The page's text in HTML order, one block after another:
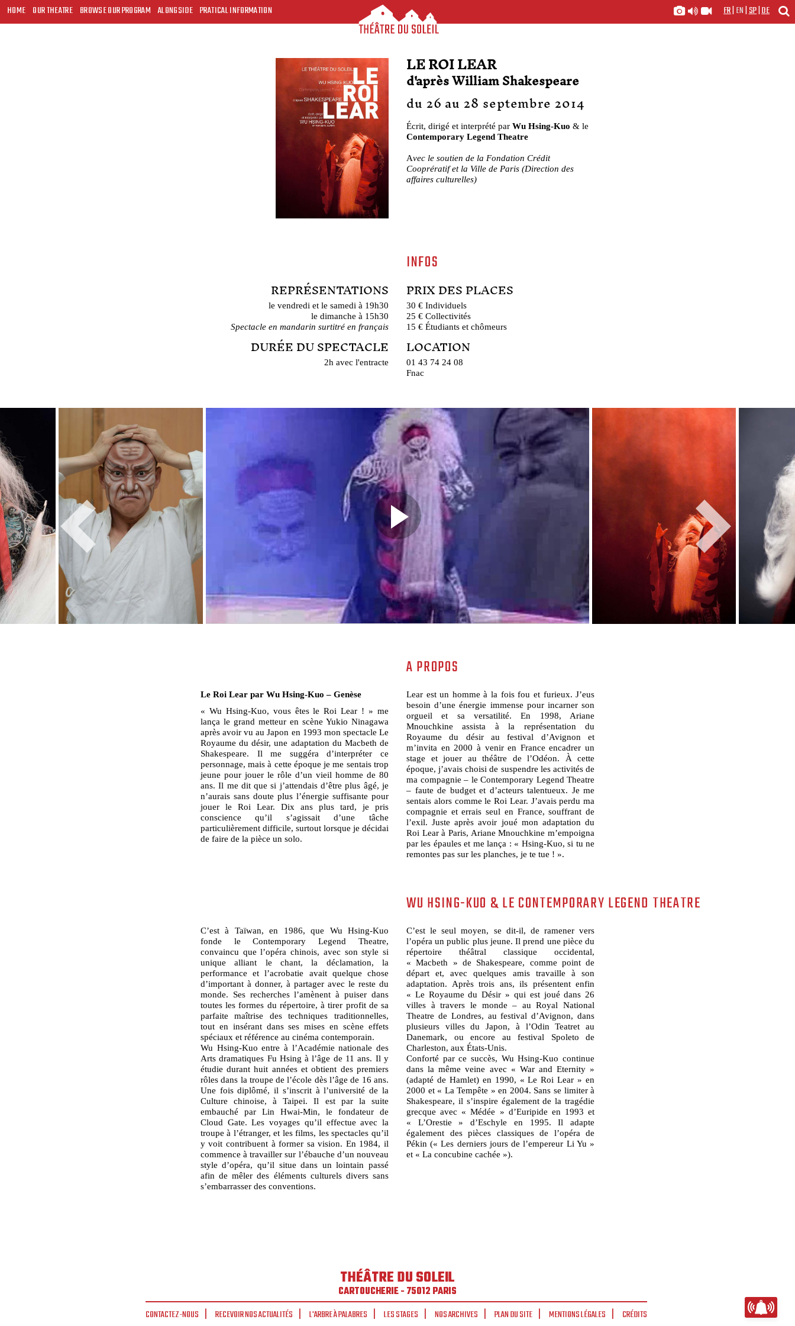
HOME OUR THEATRE BROWSE OUR PROGRAM ALONGSIDE PRATICAL INFORMATION FR|EN|SP|DE
LE ROI LEAR
d'après William Shakespeare
du 26 au 28 septembre 2014
Écrit, dirigé et interprété par Wu Hsing-Kuo & le
Contemporary Legend Theatre
Avec le soutien de la Fondation Crédit
Cooprératif et la Ville de Paris (Direction des
affaires culturelles)
INFOS
REPRÉSENTATIONS
le vendredi et le samedi à 19h30
le dimanche à 15h30
Spectacle en mandarin surtitré en français
DURÉE DU SPECTACLE
2h avec l'entracte
PRIX DES PLACES
30 € Individuels
25 € Collectivités
15 € Étudiants et chômeurs
LOCATION
01 43 74 24 08
Fnac
A PROPOS
Le Roi Lear par Wu Hsing-Kuo – Genèse
« Wu Hsing-Kuo, vous êtes le Roi Lear ! » me
lança le grand metteur en scène Yukio Ninagawa
après avoir vu au Japon en 1993 mon spectacle Le
Royaume du désir, une adaptation du Macbeth de
Shakespeare. Il me suggéra d’interpréter ce
personnage, mais à cette époque je me sentais trop
jeune pour jouer le rôle d’un vieil homme de 80
ans. Il me dit que si j’attendais d’être plus âgé, je
n’aurais sans doute plus l’énergie suffisante pour
jouer le Roi Lear. Dix ans plus tard, je pris
conscience qu’il s’agissait d’une tâche
particulièrement difficile, surtout lorsque je décidai
de faire de la pièce un solo.
Lear est un homme à la fois fou et furieux. J’eus
besoin d’une énergie immense pour incarner son
orgueil et sa versatilité. En 1998, Ariane
Mnouchkine assista à la représentation du
Royaume du désir au festival d’Avignon et
m’invita en 2000 à venir en France encadrer un
stage et jouer au théâtre de l’Odéon. À cette
époque, j’avais choisi de suspendre les activités de
ma compagnie – le Contemporary Legend Theatre
– faute de budget et d’acteurs talentueux. Je me
sentais alors comme le Roi Lear. J’avais perdu ma
compagnie et errais seul en France, souffrant de
l’exil. Juste après avoir joué mon adaptation du
Roi Lear à Paris, Ariane Mnouchkine m’empoigna
par les épaules et me lança : « Hsing-Kuo, si tu ne
remontes pas sur les planches, je te tue ! ».
WU HSING-KUO & LE CONTEMPORARY LEGEND THEATRE
C’est à Taïwan, en 1986, que Wu Hsing-Kuo
fonde le Contemporary Legend Theatre,
convaincu que l’opéra chinois, avec son style si
unique alliant le chant, la déclamation, la
performance et l’acrobatie avait quelque chose
d’important à donner, à partager avec le reste du
monde. Ses recherches l’amènent à puiser dans
toutes les formes du répertoire, à tirer profit de sa
parfaite maîtrise des techniques traditionnelles,
tout en insérant dans ses mises en scène effets
spéciaux et référence au cinéma contemporain.
Wu Hsing-Kuo entre à l’Académie nationale des
Arts dramatiques Fu Hsing à l’âge de 11 ans. Il y
étudie durant huit années et obtient des premiers
rôles dans la troupe de l’école dès l’âge de 16 ans.
Une fois diplômé, il s’inscrit à l’université de la
Culture chinoise, à Taipei. Il est par la suite
embauché par Lin Hwai-Min, le fondateur de
Cloud Gate. Les voyages qu’il effectue avec la
troupe à l’étranger, et les films, les spectacles qu’il
y voit contribuent à former sa vision. En 1984, il
commence à travailler sur l’ébauche d’un nouveau
style d’opéra, qu’il situe dans un lointain passé
afin de mêler des éléments culturels divers sans
s’embarrasser des conventions.
C’est le seul moyen, se dit-il, de ramener vers
l’opéra un public plus jeune. Il prend une pièce du
répertoire théâtral classique occidental,
« Macbeth » de Shakespeare, comme point de
départ et, avec quelques amis travaille à son
adaptation. Après trois ans, ils présentent enfin
« Le Royaume du Désir » qui est joué dans 26
villes à travers le monde – au Royal National
Theatre de Londres, au festival d’Avignon, dans
plusieurs villes du Japon, à l’Odin Teatret au
Danemark, ou encore au festival Spoleto de
Charleston, aux États-Unis.
Conforté par ce succès, Wu Hsing-Kuo continue
dans la même veine avec « War and Eternity »
(adapté de Hamlet) en 1990, « Le Roi Lear » en
2000 et « La Tempête » en 2004. Sans se limiter à
Shakespeare, il s’inspire également de la tragédie
grecque avec « Médée » d’Euripide en 1993 et
« L’Orestie » d’Eschyle en 1995. Il adapte
également des pièces classiques de l’opéra de
Pékin (« Les derniers jours de l’empereur Li Yu »
et « La concubine cachée »).
THÉÂTRE DU SOLEIL
CARTOUCHERIE - 75012 PARIS
CONTACTEZ-NOUS
RECEVOIR NOS ACTUALITÉS L'ARBRE À PALABRES LES STAGES NOS ARCHIVES PLAN DU SITE MENTIONS LÉGALES CRÉDITS